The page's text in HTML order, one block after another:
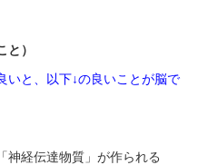
）
いと、以下↓の良いことが脳で
神経伝達物質」が作られる